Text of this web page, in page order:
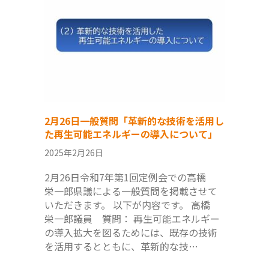
2月26日一般質問「革新的な技術を活用し
た再生可能エネルギーの導入について」
2025年2月26日
2月26日令和7年第1回定例会での高橋
栄一郎県議による一般質問を掲載させて
いただきます。 以下が内容です。 高橋
栄一郎議員 質問： 再生可能エネルギー
の導入拡大を図るためには、既存の技術
を活用するとともに、革新的な技…